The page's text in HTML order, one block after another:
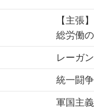
【主張
総労働
レーガ
統一闘
軍国主